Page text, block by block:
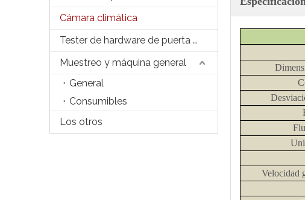
Cámara climática
Tester de hardware de puerta y Windows
Muestreo y máquina general
General
Consumibles
Los otros
Velocidad